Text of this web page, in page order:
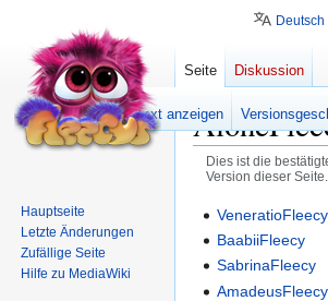
Dies ist die
Version dieser Seite.
Zur
Navigation
springen
Zur
Suche
springen
VeneratioFleecy
BaabiiFleecy
SabrinaFleecy
AmadeusFleecy
Deutsch
Seite Diskussion
Lesen Quelltext anzeigen
Hauptseite
Letzte Änderungen
Zufällige Seite
Hilfe zu MediaWiki